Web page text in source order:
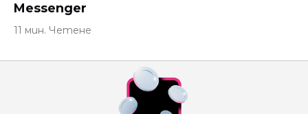
Messenger
11 мин. Четене